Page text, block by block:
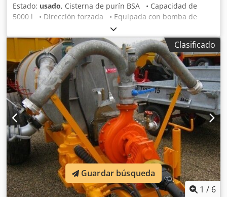
Estado: usado, Cisterna de purín BSA • Capacidad de
5000 l • Dirección forzada • Equipada con bomba de
tornillo • Iluminación • Neumáticos anchos • ¡Lista para
trabajar! Dedpfxsyg Ea Ie Abzewa Estado: Usado
Clasificado
1 / 6
Guardar búsqueda